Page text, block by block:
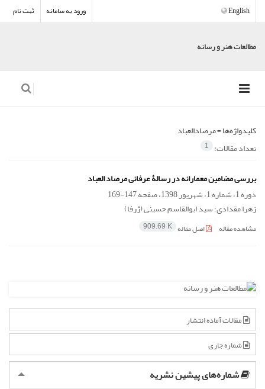
ورود به سامانه ثبت نام English
مطالعات هنر و رسانه
کلیدواژه‌ها =مرصاد‌العباد
تعداد مقالات:
1
بررسی مضامین معمارانه در رسالۀ عرفانی مرصاد العباد
دوره 1، شماره 1، شهریور 1398، صفحه
147-169
زهرا مقدادی؛ سید ابوالقاسم حسینی (ژرفا)
مشاهده مقاله اصل مقاله 909.69 K
مقالات آماده انتشار
شماره جاری
شماره‌های پیشین نشریه